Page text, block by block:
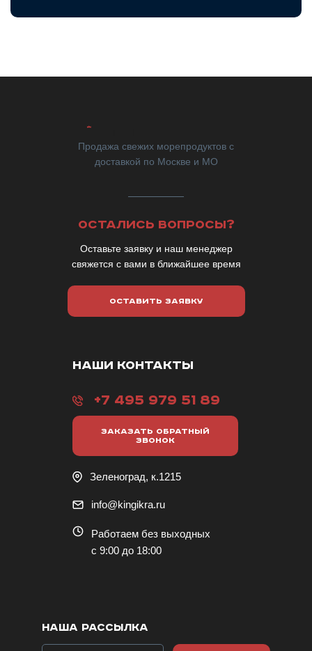
Продажа свежих морепродуктов с
доставкой по Москве и МО
ОСТАЛИСЬ ВОПРОСЫ?
Оставьте заявку и наш менеджер
свяжется с вами в ближайшее время
ОСТАВИТЬ ЗАЯВКУ
НАШИ КОНТАКТЫ
+7 495 979 51 89
ЗАКАЗАТЬ ОБРАТНЫЙ
ЗВОНОК
Зеленоград, к.1215
info@kingikra.ru
Работаем без выходных
с 9:00 до 18:00
НАША РАССЫЛКА